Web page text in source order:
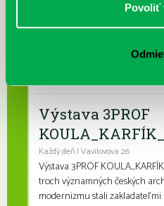
Povoliť
dotyk
Každý deň
Leto je konečne tu a my sme
program, ktorý zaženie
Výstava 3PROF
Každý deň | Vavilovova 26
Výstava 3PROF
troch významných českých
modernizmu stali zakladateľmi